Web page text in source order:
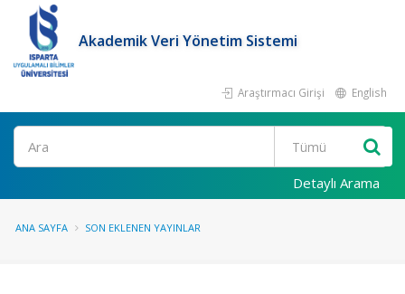
Akademik Veri Yönetim Sistemi
Araştırmacı Girişi English
Ara
Detaylı Arama
ANA SAYFA SON EKLENEN YAYINLAR